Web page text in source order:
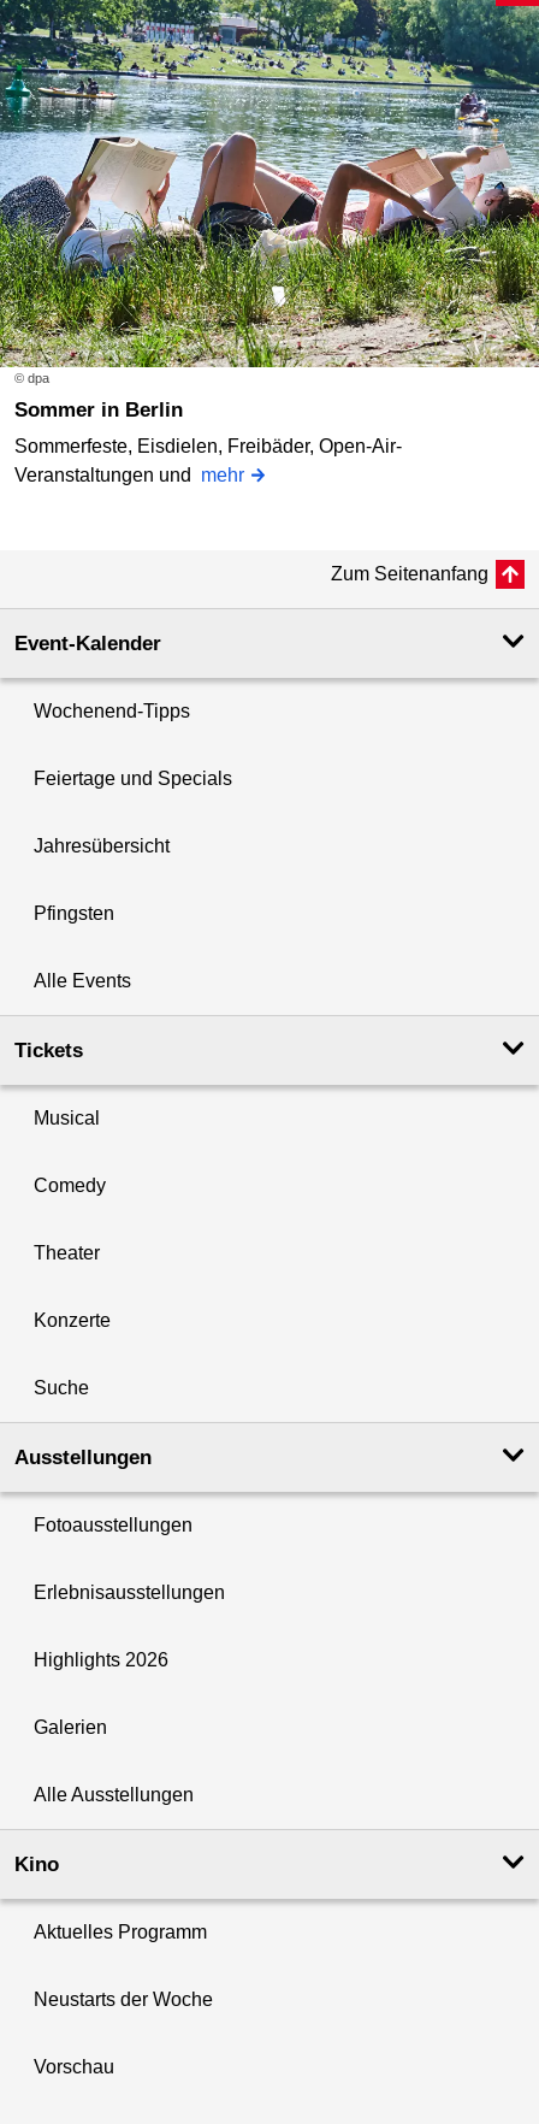
© dpa
Sommer in Berlin
Sommerfeste, Eisdielen, Freibäder, Open-Air-
Veranstaltungen und mehr
Zum Seitenanfang
Event-Kalender
Wochenend-Tipps
Feiertage und Specials
Jahresübersicht
Pfingsten
Alle Events
Tickets
Musical
Comedy
Theater
Konzerte
Suche
Ausstellungen
Fotoausstellungen
Erlebnisausstellungen
Highlights 2026
Galerien
Alle Ausstellungen
Kino
Aktuelles Programm
Neustarts der Woche
Vorschau